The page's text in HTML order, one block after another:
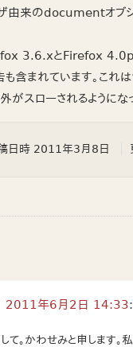
ザ由来のdocumentオブ
3.6.xとFirefox
まれています。これは
スローされるようにな
日時 2011年3月8日
2011年6月2日 14:33:
て。かわせみと申します